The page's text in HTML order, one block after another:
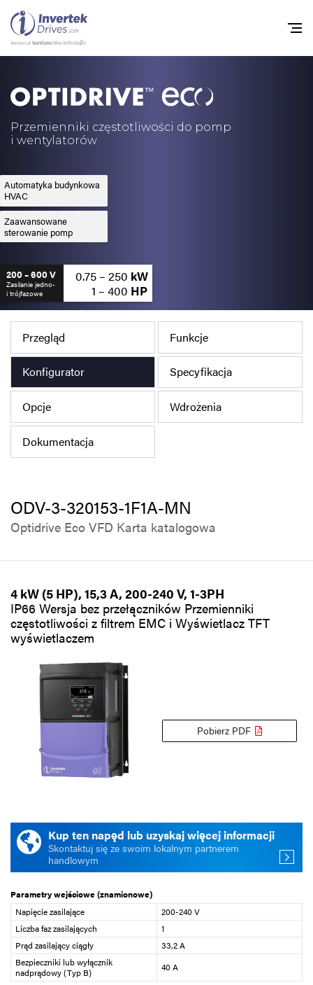
Przemienniki częstotliwości do pomp
i wentylatorów
Automatyka budynkowa
HVAC
Zaawansowane
sterowanie pomp
200 – 600 V
Zasilanie jedno-
i trójfazowe
0.75 – 250 kW
1 – 400 HP
Przegląd Funkcje
Konfigurator Specyfikacja
Opcje Wdrożenia
Dokumentacja
ODV-3-320153-1F1A-MN
Optidrive Eco VFD Karta katalogowa
4 kW (5 HP), 15,3 A, 200-240 V, 1-3PH
IP66 Wersja bez przełączników Przemienniki
częstotliwości z filtrem EMC i Wyświetlacz TFT
wyświetlaczem
Pobierz PDF
Kup ten napęd lub uzyskaj więcej informacji
Skontaktuj się ze swoim lokalnym partnerem
handlowym
Parametry wejściowe (znamionowe)
Napięcie zasilające
200-240 V
Liczba faz zasilających
1
Prąd zasilający ciągły
33,2 A
Bezpieczniki lub wyłącznik
nadprądowy (Typ B)
40 A
Home
Przemienniki
Polityka prywatności
Mapa strony
iSource Rejestracja